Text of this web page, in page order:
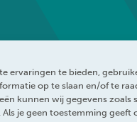
ervaringen te bieden,
op te slaan en/of te
kunnen wij gegevens zoals
Als je geen toestemming